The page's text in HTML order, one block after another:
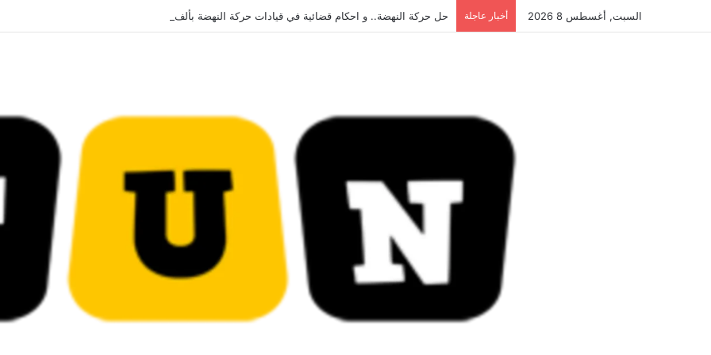
السبت, أغسطس 8 2026 أخبار عاجلة حل حركة النهضة.. و احكام قضائية في قيادات حركة النهضة بألف و400عام سجــن……